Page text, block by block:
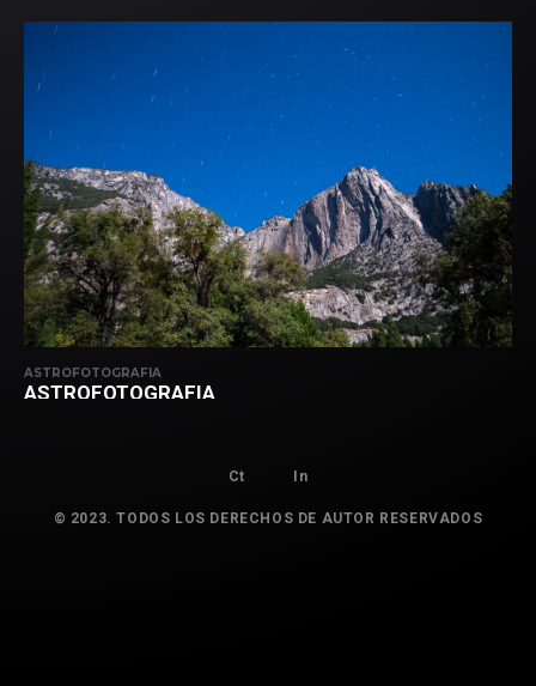
ASTROFOTOGRAFIA
ASTROFOTOGRAFIA
Ct In
© 2023. TODOS LOS DERECHOS DE AUTOR RESERVADOS